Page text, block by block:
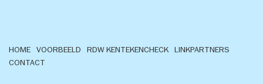
HOME VOORBEELD RDW KENTEKENCHECK
LINKPARTNERS
CONTACT